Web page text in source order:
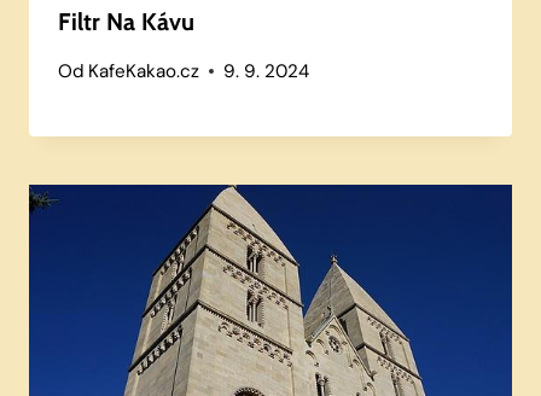
Filtr Na Kávu
Od KafeKakao.cz 9. 9. 2024